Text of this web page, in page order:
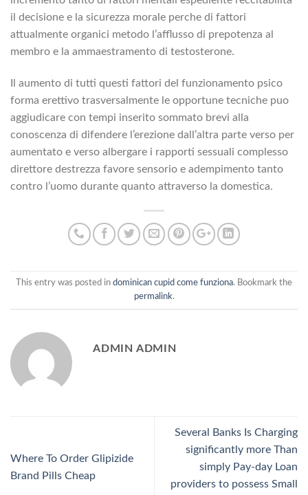
il decisione e la sicurezza morale perche di fattori
attualmente organici metodo l’afflusso di prepotenza al
membro e la ammaestramento di testosterone.
Il aumento di tutti questi fattori del funzionamento psico
forma erettivo trasversalmente le opportune tecniche puo
aggiudicare con tempi inserito sommato brevi alla
conoscenza di difendere l’erezione dall’altra parte verso per
aumentato e verso albergare i rapporti sessuali complesso
direttore destrezza favore sensorio e adempimento tanto
contro l’uomo durante quanto attraverso la domestica.
This entry was posted in dominican cupid come funziona. Bookmark the
permalink.
ADMIN ADMIN
Where To Order Glipizide
Brand Pills Cheap
Several Banks Is Charging
significantly more Than
simply Pay-day Loan
providers to possess Small